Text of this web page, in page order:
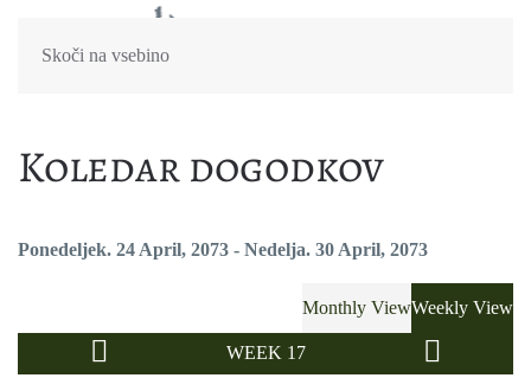
Skoči na vsebino
Koledar dogodkov
Ponedeljek. 24 April, 2073 - Nedelja. 30 April, 2073
Monthly ViewWeekly View
WEEK 17